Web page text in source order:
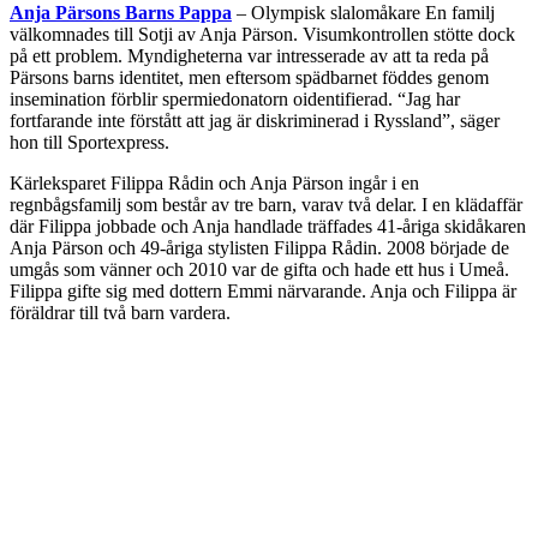
Anja Pärsons Barns Pappa – Olympisk slalomåkare En familj
välkomnades till Sotji av Anja Pärson. Visumkontrollen stötte dock
på ett problem. Myndigheterna var intresserade av att ta reda på
Pärsons barns identitet, men eftersom spädbarnet föddes genom
insemination förblir spermiedonatorn oidentifierad. “Jag har
fortfarande inte förstått att jag är diskriminerad i Ryssland”, säger
hon till Sportexpress.
Kärleksparet Filippa Rådin och Anja Pärson ingår i en
regnbågsfamilj som består av tre barn, varav två delar. I en klädaffär
där Filippa jobbade och Anja handlade träffades 41-åriga skidåkaren
Anja Pärson och 49-åriga stylisten Filippa Rådin. 2008 började de
umgås som vänner och 2010 var de gifta och hade ett hus i Umeå.
Filippa gifte sig med dottern Emmi närvarande. Anja och Filippa är
föräldrar till två barn vardera.